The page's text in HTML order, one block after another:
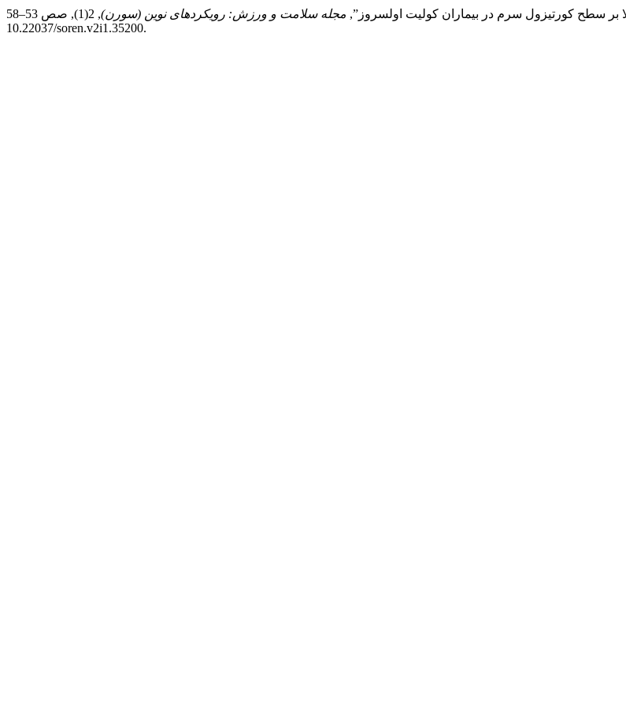
مجله سلامت و ورزش: رویکردهای نوین (سورن)
, 2(1), صص 53–58. doi:
10.22037/soren.v2i1.35200.